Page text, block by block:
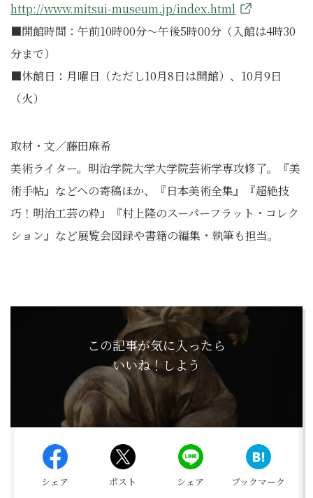
http://www.mitsui-museum.jp/index.html
■開館時間：午前10時00分～午後5時00分（入館は4時30
分まで）
■休館日：月曜日（ただし10月8日は開館）、10月9日
（火）
取材・文／藤田麻希
美術ライター。明治学院大学大学院芸術学専攻修了。『美
術手帖』 などへの寄稿ほか、『日本美術全集』『超絶技
巧！明治工芸の粋』
『村上隆のスーパーフラット・コレク
ション』 など展覧会図録や書籍の編集・執筆も担当。
この記事が気に入ったら
いいね！しよう
シェア ポスト シェア ブックマーク